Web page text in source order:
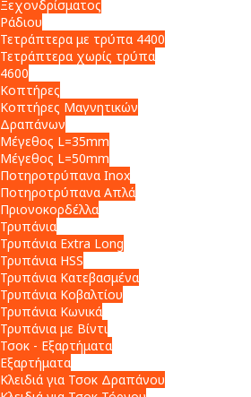
Ξεχονδρίσματος
Ράδιου
Τετράπτερα με τρύπα 4400
Τετράπτερα χωρίς τρύπα
4600
Κοπτήρες
Κοπτήρες Μαγνητικών
Δραπάνων
Μέγεθος L=35mm
Μέγεθος L=50mm
Ποτηροτρύπανα Inox
Ποτηροτρύπανα Απλά
Πριονοκορδέλλα
Τρυπάνια
Τρυπάνια Extra Long
Τρυπάνια HSS
Τρυπάνια Κατεβασμένα
Τρυπάνια Κοβαλτίου
Τρυπάνια Κωνικά
Τρυπάνια με Βίντι
Τσοκ - Εξαρτήματα
Εξαρτήματα
Κλειδιά για Τσοκ Δραπάνου